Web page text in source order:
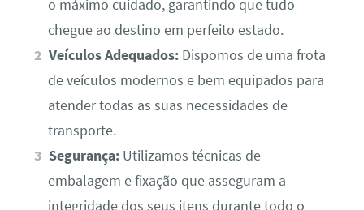
o máximo cuidado, garantindo que tudo
chegue ao destino em perfeito estado.
Veículos Adequados: Dispomos de uma frota
de veículos modernos e bem equipados para
atender todas as suas necessidades de
transporte.
Segurança: Utilizamos técnicas de
embalagem e fixação que asseguram a
integridade dos seus itens durante todo o